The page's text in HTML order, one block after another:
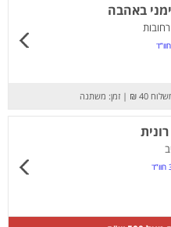
באהבה
חוו”ד
40 ₪
| זמן: משתנה
חוו”ד